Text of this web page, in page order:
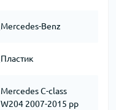
Mercedes-Benz
Пластик
Mercedes C-class
W204 2007-2015 рр